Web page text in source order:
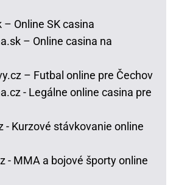
Online SK casina
– Online casina na
– Futbal online pre Čechov
- Legálne online casina pre
- Kurzové stávkovanie online
- MMA a bojové športy online